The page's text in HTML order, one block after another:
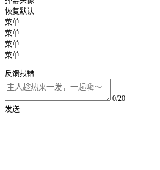
恢复默认
菜单
菜单
菜单
菜单
反馈报错
0/20
发送